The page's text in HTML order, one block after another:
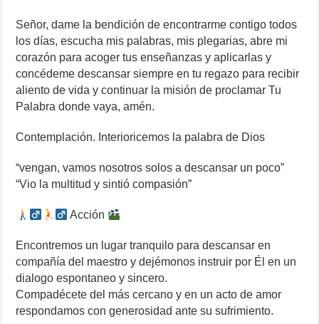
Señor, dame la bendición de encontrarme contigo todos
los días, escucha mis palabras, mis plegarias, abre mi
corazón para acoger tus enseñanzas y aplicarlas y
concédeme descansar siempre en tu regazo para recibir
aliento de vida y continuar la misión de proclamar Tu
Palabra donde vaya, amén.
Contemplación. Interioricemos la palabra de Dios
“vengan, vamos nosotros solos a descansar un poco”
“Vio la multitud y sintió compasión”
Acción
Encontremos un lugar tranquilo para descansar en
compañía del maestro y dejémonos instruir por Él en un
dialogo espontaneo y sincero.
Compadécete del más cercano y en un acto de amor
respondamos con generosidad ante su sufrimiento.